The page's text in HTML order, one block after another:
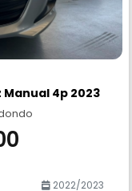
Manual 4p 2023
2022/2023